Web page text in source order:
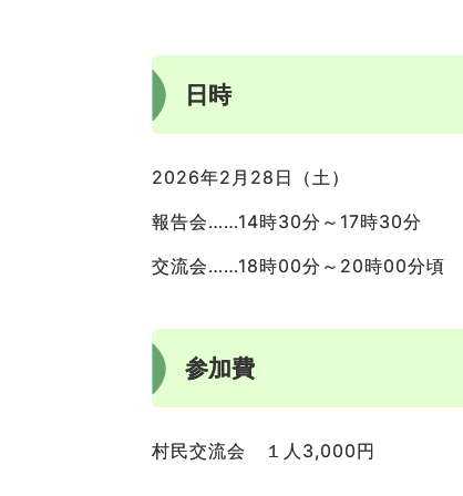
日時
2026年2月28日（土）
報告会……14時30分～17時30分
交流会……18時00分～20時00分頃
参加費
村民交流会 １人3,000円